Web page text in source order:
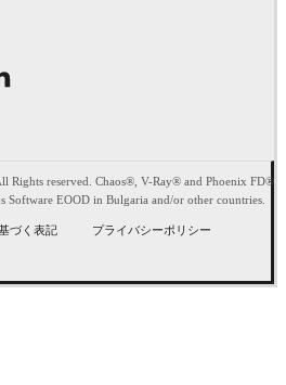
Rights reserved. Chaos®, V-Ray® and Phoenix FD®
Software EOOD in Bulgaria and/or other countries.
づく表記
プライバシーポリシー